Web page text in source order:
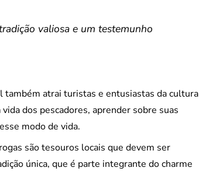
valiosa e um testemunho
também atrai turistas e entusiastas da cultura
dos pescadores, aprender sobre suas
modo de vida.
são tesouros locais que devem ser
única, que é parte integrante do charme